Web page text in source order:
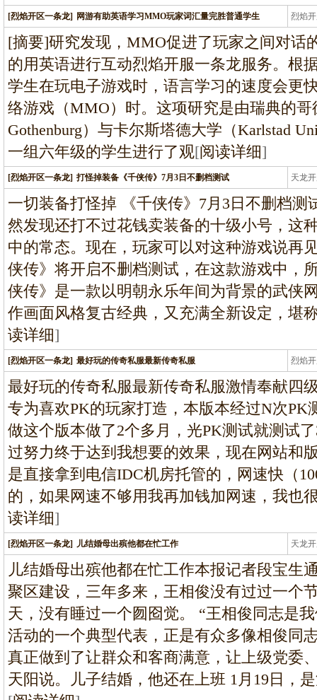
[烈焰开区一条龙] 网游有助英语学习MMO玩家词汇量完胜普通学生 烈焰
龙
[摘要]研究发现，MMO促进了玩家之间对话
的用英语进行互动烈焰开服一条龙服务。根
学生在玩电子游戏时，语言学习的速度会更
络游戏（MMO）时。这项研究是由瑞典的哥
Gothenburg）与卡尔斯塔德大学（Karlstad
一组六年级的学生进行了观[阅读详细]
[烈焰开区一条龙] 打怪掉装备《千侠传》7月3日不删档测试 天龙
龙
一切装备打怪掉 《千侠传》7月3日不删档测
然发现还打不过花钱卖装备的十级小号，这
中的常态。现在，玩家可以对这种游戏说再
侠传》将开启不删档测试，在这款游戏中，
侠传》是一款以明朝永乐年间为背景的武侠
作画面风格复古经典，又充满全新设定，堪
读详细]
[烈焰开区一条龙] 最好玩的传奇私服最新传奇私服 烈焰
龙
最好玩的传奇私服最新传奇私服激情奉献四
专为喜欢PK的玩家打造，本版本经过N次PK
做这个版本做了2个多月，光PK测试就测试
过努力终于达到我想要的效果，现在网站和
是直接拿到电信IDC机房托管的，网速快（
的，如果网速不够用我再加钱加网速，我也
读详细]
[烈焰开区一条龙] 儿结婚母出殡他都在忙工作 天龙
龙
儿结婚母出殡他都在忙工作本报记者段宝生
聚区建设，三年多来，王相俊没有过过一个
天，没有睡过一个囫囵觉。 “王相俊同志是
活动的一个典型代表，正是有众多像相俊同
真正做到了让群众和客商满意，让上级党委
天阳说。儿子结婚，他还在上班 1月19日，